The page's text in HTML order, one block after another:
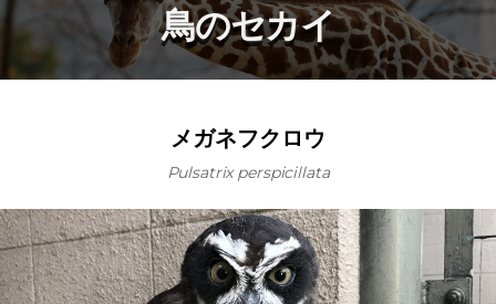
鳥のセカイ
メガネフクロウ
Pulsatrix perspicillata